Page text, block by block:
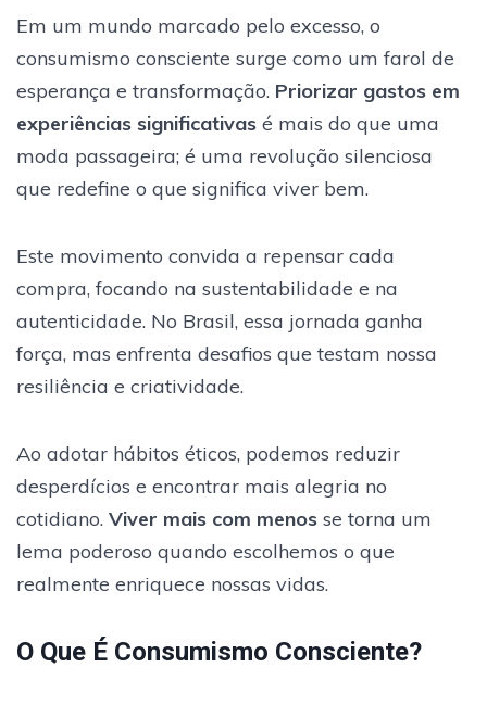
Em um mundo marcado pelo excesso, o
consumismo consciente surge como um farol de
esperança e transformação. Priorizar gastos em
experiências significativas é mais do que uma
moda passageira; é uma revolução silenciosa
que redefine o que significa viver bem.
Este movimento convida a repensar cada
compra, focando na sustentabilidade e na
autenticidade. No Brasil, essa jornada ganha
força, mas enfrenta desafios que testam nossa
resiliência e criatividade.
Ao adotar hábitos éticos, podemos reduzir
desperdícios e encontrar mais alegria no
cotidiano. Viver mais com menos se torna um
lema poderoso quando escolhemos o que
realmente enriquece nossas vidas.
O Que É Consumismo Consciente?